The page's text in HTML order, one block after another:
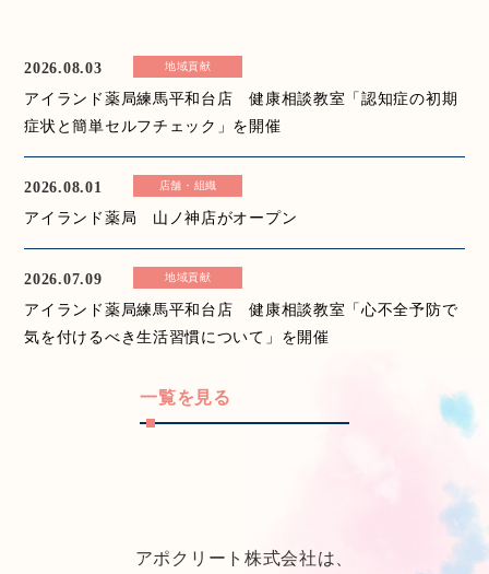
2026.08.03 地域貢献
アイランド薬局練馬平和台店 健康相談教室「認知症の初期
症状と簡単セルフチェック」を開催
2026.08.01 店舗・組織
アイランド薬局 山ノ神店がオープン
2026.07.09 地域貢献
アイランド薬局練馬平和台店 健康相談教室「心不全予防で
気を付けるべき生活習慣について」を開催
一覧を見る
アポクリート株式会社は、